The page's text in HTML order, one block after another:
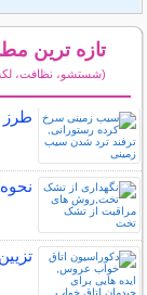
تازه ترین
(شستشو، نظافت، لکه
طرز